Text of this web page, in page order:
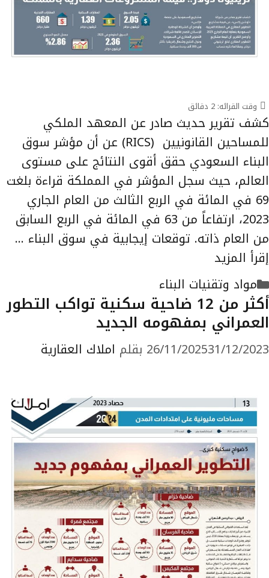
وقت القرائه: 2 دقائق
كشف تقرير حديث صادر عن المعهد الملكي
للمساحين القانونيين (RICS) عن أن مؤشر سوق
البناء السعودي حقق أقوى النتائج على مستوى
العالم، حيث سجل المؤشر في المملكة قراءة بلغت
69 في المائة في الربع الثالث من العام الجاري
2023، ارتفاعاً من 63 في المائة في الربع السابق
من العام ذاته. توقعات إيجابية في سوق البناء …
إقرأ المزيد
التصنيفات
مواد وتقنيات البناء
أكثر من 12 ضاحية سكنية تواكب التطور
العمراني بمفهومه الجديد
26/11/202531/12/2023 بقلم املاك العقارية